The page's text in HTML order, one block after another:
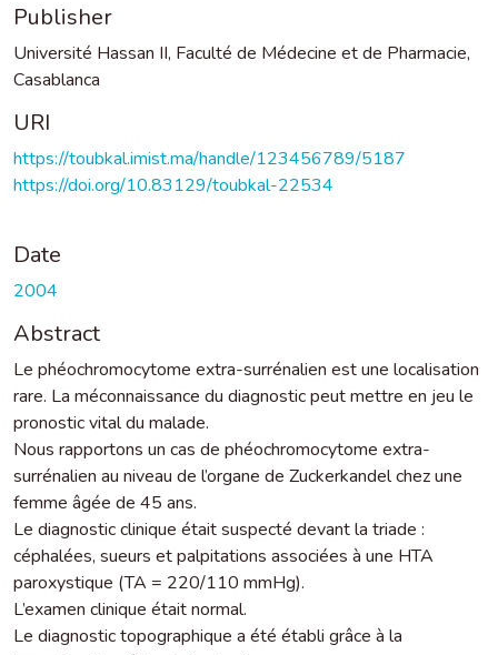
Publisher
Université Hassan II, Faculté de Médecine et de Pharmacie,
Casablanca
URI
https://toubkal.imist.ma/handle/123456789/5187
https://doi.org/10.83129/toubkal-22534
Date
2004
Abstract
Le phéochromocytome extra-surrénalien est une localisation
rare. La méconnaissance du diagnostic peut mettre en jeu le
pronostic vital du malade.
Nous rapportons un cas de phéochromocytome extra-
surrénalien au niveau de l’organe de Zuckerkandel chez une
femme âgée de 45 ans.
Le diagnostic clinique était suspecté devant la triade :
céphalées, sueurs et palpitations associées à une HTA
paroxystique (TA = 220/110 mmHg).
L’examen clinique était normal.
Le diagnostic topographique a été établi grâce à la